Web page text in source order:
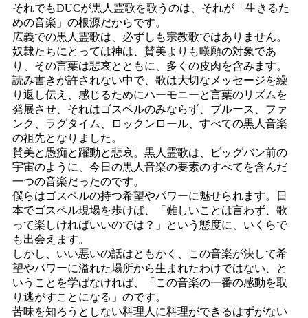
それでもDUCが黒人霊歌を歌うのは、それが「生きるた
めの音楽」の根源だからです。
広義での黒人霊歌は、必ずしも宗教歌ではありません。
奴隷たちにとっては神は、賛美よりも嘆願の対象であ
り、その言葉は悲哀とともに、多くの皮肉を含みます。
読み書きが許されない中で、歌は大切なメッセージを繰
り返し伝え、感じるためにハーモニーと言葉のリズムを
発展させ、それはゴスペルのみならず、ブルース、ファ
ンク、ラグタイム、ロックンロール、すべての黒人音楽
の祖先となりました。
賛美と愚痴と躍動と悲哀。黒人霊歌は、ビッグバン前の
宇宙のように、今日の黒人音楽の要素のすべてを含んだ
一つの音楽だったのです。
僕らはゴスペルの持つ希望やパワーに魅せられます。日
本でゴスペル現場を歩けば、「難しいことは言わず、歌
って楽しければいいのでは？」という態度に、いくらで
も出会えます。
しかし、いい悪いの話はともかく、この音楽が決して希
望やパワーに溢れた場所から生まれたわけではない、と
いうことを学ばなければ、「この音楽の一番の感動を取
り逃がすことになる」のです。
苦味を知ろうとしない料理人に料理ができるはずがない